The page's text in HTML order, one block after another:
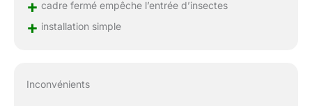
+ cadre fermé empêche l’entrée d’insectes
+ installation simple
Inconvénients